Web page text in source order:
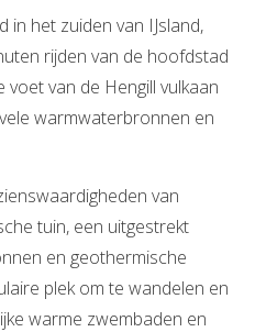
in het zuiden van IJsland,
rijden van de hoofdstad
voet van de Hengill vulkaan
warmwaterbronnen en
van
tuin, een uitgestrekt
en geothermische
plek om te wandelen en
warme zwembaden en